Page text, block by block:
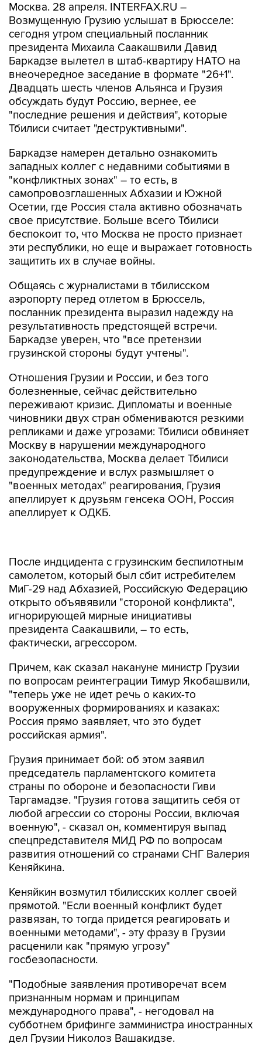
Москва. 28 апреля. INTERFAX.RU –
Возмущенную Грузию услышат в Брюсселе:
сегодня утром специальный посланник
президента Михаила Саакашвили Давид
Баркадзе вылетел в штаб-квартиру НАТО на
внеочередное заседание в формате "26+1".
Двадцать шесть членов Альянса и Грузия
обсуждать будут Россию, вернее, ее
"последние решения и действия", которые
Тбилиси считает "деструктивными".
Баркадзе намерен детально ознакомить
западных коллег с недавними событиями в
"конфликтных зонах" – то есть, в
самопровозглашенных Абхазии и Южной
Осетии, где Россия стала активно обозначать
свое присутствие. Больше всего Тбилиси
беспокоит то, что Москва не просто признает
эти республики, но еще и выражает готовность
защитить их в случае войны.
Общаясь с журналистами в тбилисском
аэропорту перед отлетом в Брюссель,
посланник президента выразил надежду на
результативность предстоящей встречи.
Баркадзе уверен, что "все претензии
грузинской стороны будут учтены".
Отношения Грузии и России, и без того
болезненные, сейчас действительно
переживают кризис. Дипломаты и военные
чиновники двух стран обмениваются резкими
репликами и даже угрозами: Тбилиси обвиняет
Москву в нарушении международного
законодательства, Москва делает Тбилиси
предупреждение и вслух размышляет о
"военных методах" реагирования, Грузия
апеллирует к друзьям генсека ООН, Россия
апеллирует к ОДКБ.
МиГ-29 над Абхазией, Российскую Федерацию
открыто объявявили "стороной конфликта",
игнорирующей мирные инициативы
президента Саакашвили, – то есть,
фактически, агрессором.
Причем, как сказал накануне министр Грузии
"теперь уже не идет речь о каких-то
вооруженных формированиях и казаках:
Россия прямо заявляет, что это будет
российская армия".
Грузия принимает бой: об этом заявил
страны по обороне и безопасности Гиви
Таргамадзе. "Грузия готова защитить себя от
любой агрессии со стороны России, включая
военную", - сказал он, комментируя выпад
спецпредставителя МИД РФ по вопросам
развития отношений со странами СНГ Валерия
Кеняйкина.
Кеняйкин возмутил тбилисских коллег своей
развязан, то тогда придется реагировать и
военными методами", - эту фразу в Грузии
расценили как "прямую угрозу"
госбезопасности.
"Подобные заявления противоречат всем
международного права", - негодовал на
субботнем брифинге замминистра иностранных
дел Грузии Николоз Вашакидзе.
Россия оправдывает свои действия тем, что